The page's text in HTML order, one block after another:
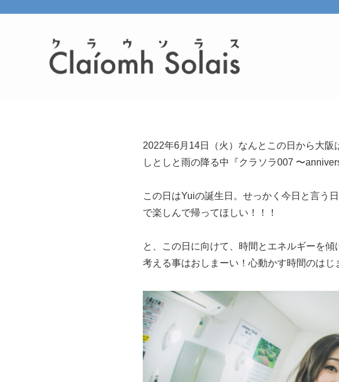
2022年6月14日（火）なんとこの日から大阪
しとしと雨の降る中『クラソラ007 〜
この日はYuiの誕生日。せっかく今日と言う
で楽しんで帰ってほしい！！！
と、この日に向けて、時間とエネルギーを
考える事はおしまーい！心動かす時間のはじ